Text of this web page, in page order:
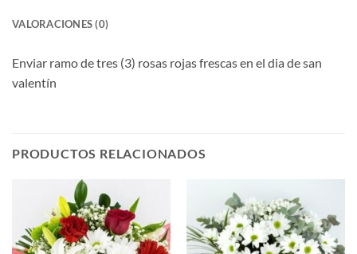
VALORACIONES (0)
Enviar ramo de tres (3) rosas rojas frescas en el dia de san
valentín
PRODUCTOS RELACIONADOS